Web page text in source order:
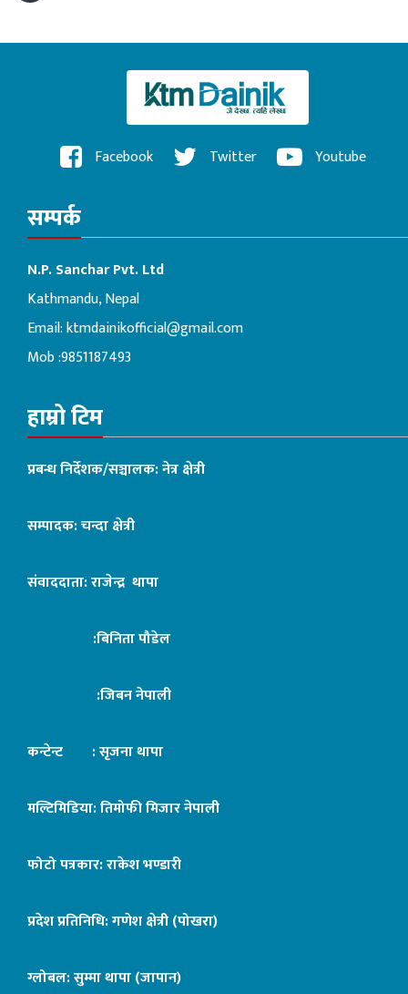
Facebook Twitter Youtube
सम्पर्क
N.P. Sanchar Pvt. Ltd
Kathmandu, Nepal
Email:ktmdainikofficial@gmail.com
Mob :9851187493
हाम्रो टिम
प्रबन्ध निर्देशक/सञ्चालक: नेत्र क्षेत्री
सम्पादक: चन्दा क्षेत्री
संवाददाता: राजेन्द्र थापा
:बिनिता पौडेल
:जिबन नेपाली
कन्टेन्ट : सृजना थापा
मल्टिमिडिया: तिमोफी मिजार नेपाली
फोटो पत्रकार: राकेश भण्डारी
प्रदेश प्रतिनिधि: गणेश क्षेत्री (पोखरा)
ग्लोबल: सुम्मा थापा (जापान)